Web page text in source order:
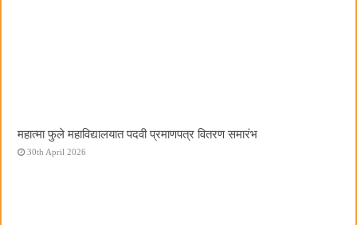
महात्मा फुले महाविद्यालयात पदवी प्रमाणपत्र वितरण समारंभ
30th April 2026